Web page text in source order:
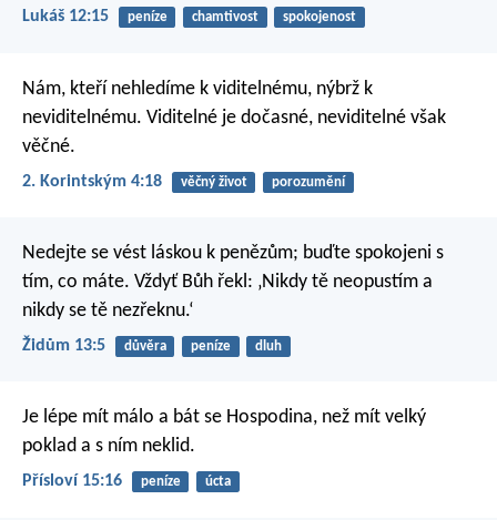
Lukáš 12:15 peníze chamtivost spokojenost
Nám, kteří nehledíme k viditelnému, nýbrž k
neviditelnému. Viditelné je dočasné, neviditelné však
věčné.
2. Korintským 4:18 věčný život porozumění
Nedejte se vést láskou k penězům; buďte spokojeni s
tím, co máte. Vždyť Bůh řekl: ‚Nikdy tě neopustím a
nikdy se tě nezřeknu.‘
Židům 13:5 důvěra peníze dluh
Je lépe mít málo a bát se Hospodina, než mít velký
poklad a s ním neklid.
Přísloví 15:16 peníze úcta